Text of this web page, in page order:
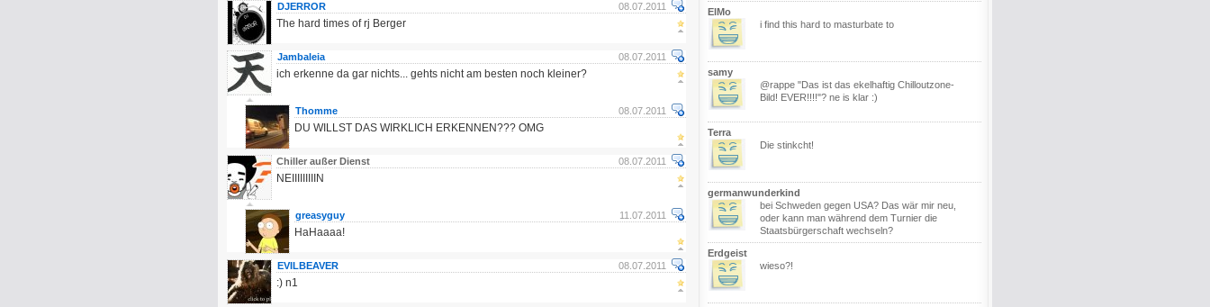
08.07.2011
DJERROR
The hard times of rj Berger
08.07.2011
Jambaleia
ich erkenne da gar nichts... gehts nicht am besten noch kleiner?
08.07.2011
Thomme
DU WILLST DAS WIRKLICH ERKENNEN??? OMG
08.07.2011
Chiller außer Dienst
NEIIIIIIIIIN
11.07.2011
greasyguy
HaHaaaa!
08.07.2011
EVILBEAVER
:) n1
ElMo
i find this hard to masturbate to
samy
@rappe "Das ist das ekelhaftig Chilloutzone-
Bild! EVER!!!!"? ne is klar :)
Terra
Die stinkcht!
germanwunderkind
bei Schweden gegen USA? Das wär mir neu,
oder kann man während dem Turnier die
Staatsbürgerschaft wechseln?
Erdgeist
wieso?!